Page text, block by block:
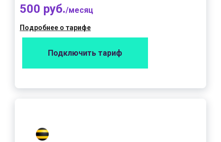
500 руб./месяц
Подробнее о тарифе
Подключить тариф